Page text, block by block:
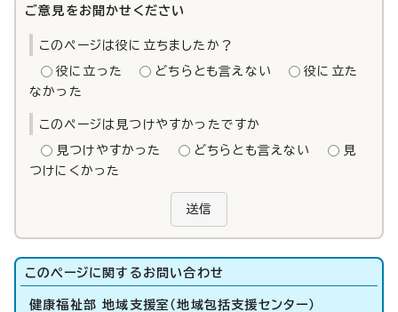
ご意見をお聞かせください
このページは役に立ちましたか？
役に立った どちらとも言えない
役に立た
なかった
このページは見つけやすかったですか
見つけやすかった どちらとも言えない
見
つけにくかった
送信
このページに関する お問い合わせ
健康福祉部 地域支援室（地域包括支援センター）